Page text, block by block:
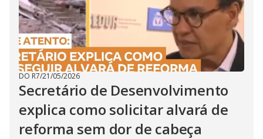
DO R7/21/05/2026
Secretário de Desenvolvimento
explica como solicitar alvará de
reforma sem dor de cabeça